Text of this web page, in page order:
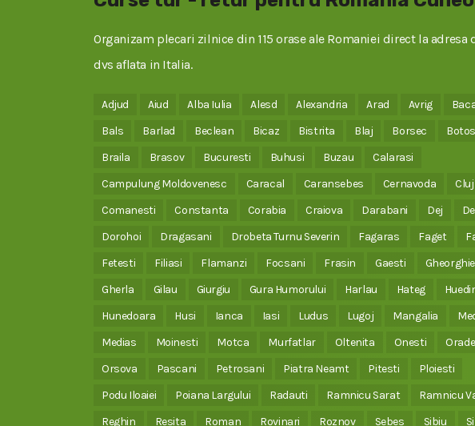
Organizam plecari zilnice din 115 orase ale Romaniei direct la adresa
dvs aflata in Italia.
Adjud Aiud Alba Iulia Alesd Alexandria Arad Avrig
Bals
Barlad Beclean Bicaz Bistrita Blaj Borsec
Braila
Brasov Bucuresti Buhusi Buzau
Calarasi
Campulung Moldovenesc
Caracal Caransebes Cernavoda
Comanesti
Constanta Corabia Craiova Darabani Dej
Dorohoi
Dragasani Drobeta Turnu Severin Fagaras Faget
Fetesti
Filiasi Flamanzi Focsani Frasin Gaesti
Gherla
Gilau Giurgiu Gura Humorului Harlau Hateg
Hunedoara
Husi Ianca Iasi Ludus Lugoj Mangalia
Medias
Moinesti Motca Murfatlar Oltenita Onesti
Orsova
Pascani Petrosani Piatra Neamt Pitesti
Ploiesti
Podu Iloaiei
Poiana Largului Radauti Ramnicu Sarat
Ramnicu
Reghin
Resita Roman Rovinari Roznov Sebes Sibiu